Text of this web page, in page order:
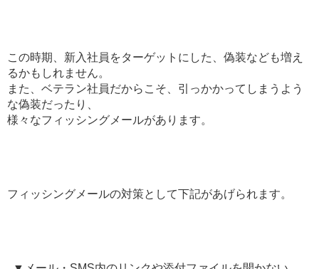
この時期、新入社員をターゲットにした、偽装なども増え
るかもしれません。
また、ベテラン社員だからこそ、引っかかってしまうよう
な偽装だったり、
様々なフィッシングメールがあります。
フィッシングメールの対策として下記があげられます。